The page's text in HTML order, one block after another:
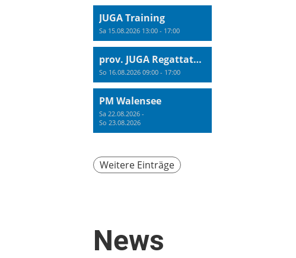
JUGA Training
Sa 15.08.2026 13:00 - 17:00
prov. JUGA Regattatraining
So 16.08.2026 09:00 - 17:00
PM Walensee
Sa 22.08.2026 -
So 23.08.2026
Weitere Einträge
News